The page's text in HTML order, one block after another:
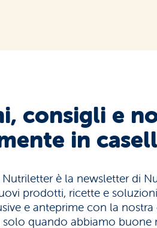
consigli e
in
Nutriletter è la newsletter di
prodotti, ricette e
e anteprime con la
solo quando abbiamo buone